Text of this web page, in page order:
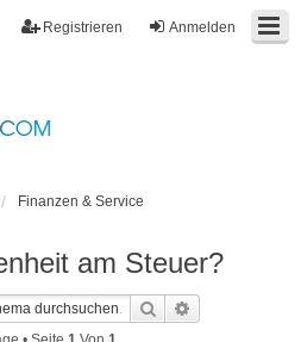
Anmelden
Registrieren
Finanzen & Service
am Steuer?
Suche